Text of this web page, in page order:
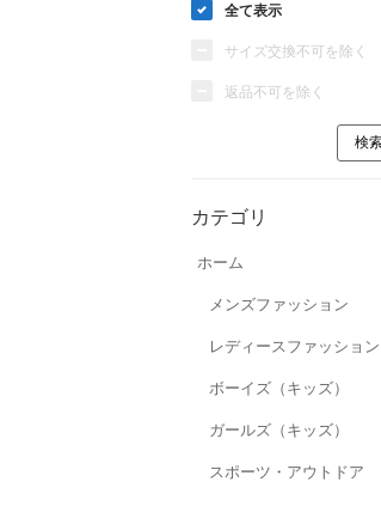
全て表示
サイズ交換不可を除く
返品不可を除く
カテゴリ
ホーム
メンズファッション
レディースファッション
ボーイズ（キッズ）
ガールズ（キッズ）
スポーツ・アウトドア